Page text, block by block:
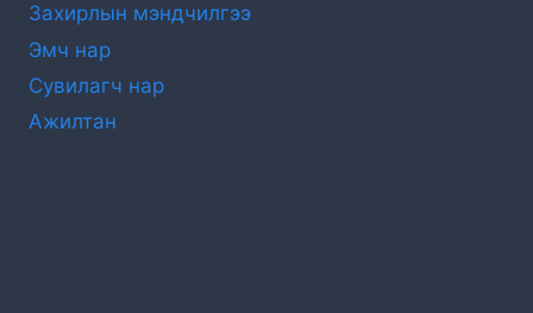
Захирлын мэндчилгээ
Эмч нар
Сувилагч нар
Ажилтан